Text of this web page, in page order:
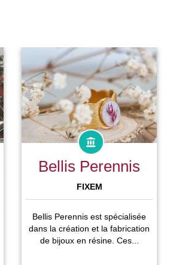
Bellis Perennis
FIXEM
Bellis Perennis est spécialisée
dans la création et la fabrication
de bijoux en résine. Ces...